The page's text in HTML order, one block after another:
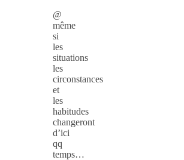
@
même
si
les
situations
les
circonstances
et
les
habitudes
changeront
d’ici
qq
temps…